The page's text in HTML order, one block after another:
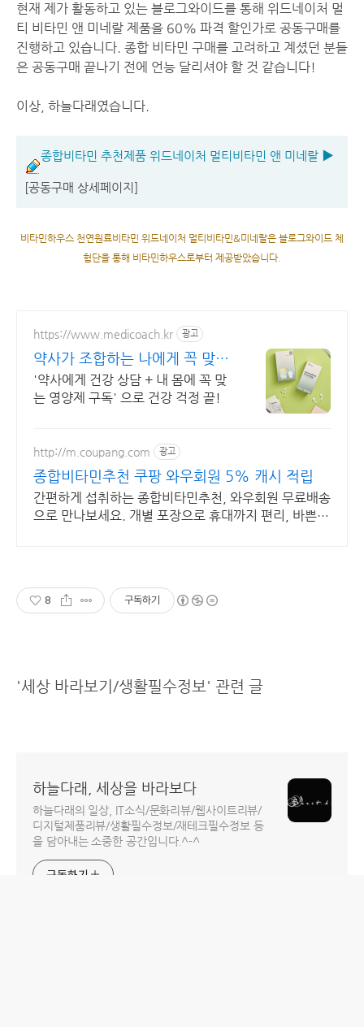
현재 제가 활동하고 있는 블로그와이드를 통해 위드네이처 멀
티 비타민 앤 미네랄 제품을 60% 파격 할인가로 공동구매를
진행하고 있습니다. 종합 비타민 구매를 고려하고 계셨던 분들
은 공동구매 끝나기 전에 언능 달리셔야 할 것 같습니다!
이상, 하늘다래였습니다.
종합비타민 추천제품 위드네이처 멀티비타민 앤 미네랄 ▶
[공동구매 상세페이지]
비타민하우스 천연원료비타민 위드네이처 멀티비타민&미네랄은 블로그와이드 체
험단을 통해 비타민하우스로부터 제공받았습니다.
https://www.medicoach.kr 광고
약사가 조합하는 나에게 꼭 맞는
맞춤형 영양제.
'약사에게 건강 상담 + 내 몸에 꼭 맞
는 영양제 구독' 으로 건강 걱정 끝!
http://m.coupang.com 광고
종합비타민추천 쿠팡 와우회원 5% 캐시 적립
간편하게 섭취하는 종합비타민추천, 와우회원 무료배송
으로 만나보세요. 개별 포장으로 휴대까지 편리, 바쁜
8 구독하기
'세상 바라보기/생활필수정보' 관련 글
하늘다래, 세상을 바라보다
하늘다래의 일상, IT소식/문화리뷰/웹사이트리뷰/
디지털제품리뷰/생활필수정보/재테크필수정보 등
을 담아내는 소중한 공간입니다.^-^
구독하기